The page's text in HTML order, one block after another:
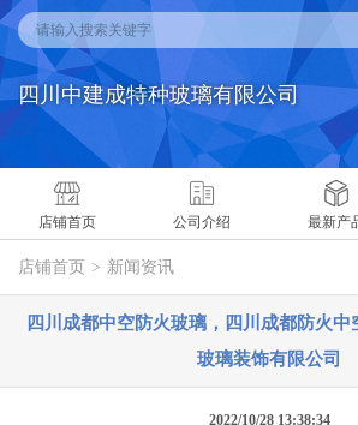
请输入搜索关键字
四川中建成特种玻璃有限公司
店铺首页 公司介绍 最新产
店铺首页 > 新闻资讯
四川成都中空防火玻璃，四川成都防火
玻璃装饰有限公司
2022/10/28 13:38:34